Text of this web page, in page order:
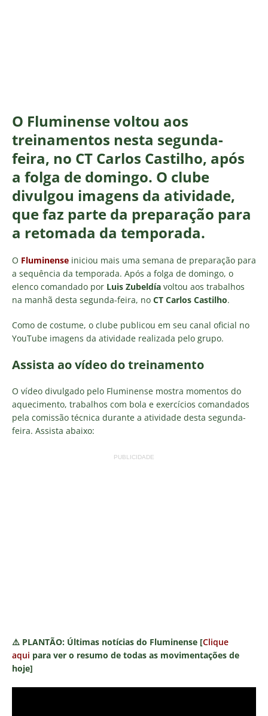
O Fluminense voltou aos
treinamentos nesta segunda-
feira, no CT Carlos Castilho, após
a folga de domingo. O clube
divulgou imagens da atividade,
que faz parte da preparação para
a retomada da temporada.
O Fluminense iniciou mais uma semana de preparação para
a sequência da temporada. Após a folga de domingo, o
elenco comandado por Luis Zubeldía voltou aos trabalhos
na manhã desta segunda-feira, no CT Carlos Castilho.
Como de costume, o clube publicou em seu canal oficial no
YouTube imagens da atividade realizada pelo grupo.
Assista ao vídeo do treinamento
O vídeo divulgado pelo Fluminense mostra momentos do
aquecimento, trabalhos com bola e exercícios comandados
pela comissão técnica durante a atividade desta segunda-
feira. Assista abaixo:
PUBLICIDADE
⚠️ PLANTÃO: Últimas notícias do Fluminense [Clique
aqui para ver o resumo de todas as movimentações de
hoje]